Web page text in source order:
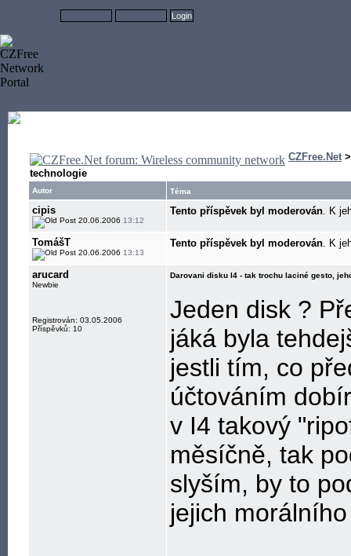
CZFree.Net
technologie
Autor Téma
cipis
20.06.2006 13:12
Tento příspěvek byl moderován. K
TomášT
20.06.2006 13:13
Tento příspěvek byl moderován. K
arucard
Newbie
Registrován: 03.05.2006
Příspěvků: 10
Darovani disku I4 - tak trochu laciné gesto,
Jeden disk ?
jáká byla
jestli tím, co
účtováním
v I4 takový
měsíčně, tak
slyším, by to
jejich